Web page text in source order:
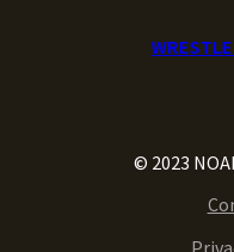
X (En)
Facebook